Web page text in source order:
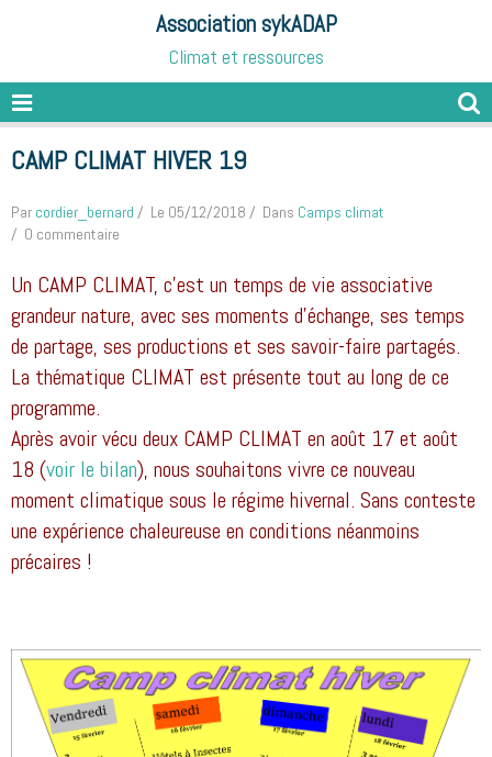
Association sykADAP
Climat et ressources
CAMP CLIMAT HIVER 19
Par cordier_bernard Le 05/12/2018 Dans Camps climat
0 commentaire
Un CAMP CLIMAT, c’est un temps de vie associative
grandeur nature, avec ses moments d’échange, ses temps
de partage, ses productions et ses savoir-faire partagés.
La thématique CLIMAT est présente tout au long de ce
programme.
Après avoir vécu deux CAMP CLIMAT en août 17 et août
18 (voir le bilan), nous souhaitons vivre ce nouveau
moment climatique sous le régime hivernal. Sans conteste
une expérience chaleureuse en conditions néanmoins
précaires !